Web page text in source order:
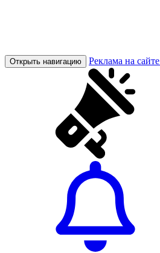
Открыть навигацию Реклама на сайте